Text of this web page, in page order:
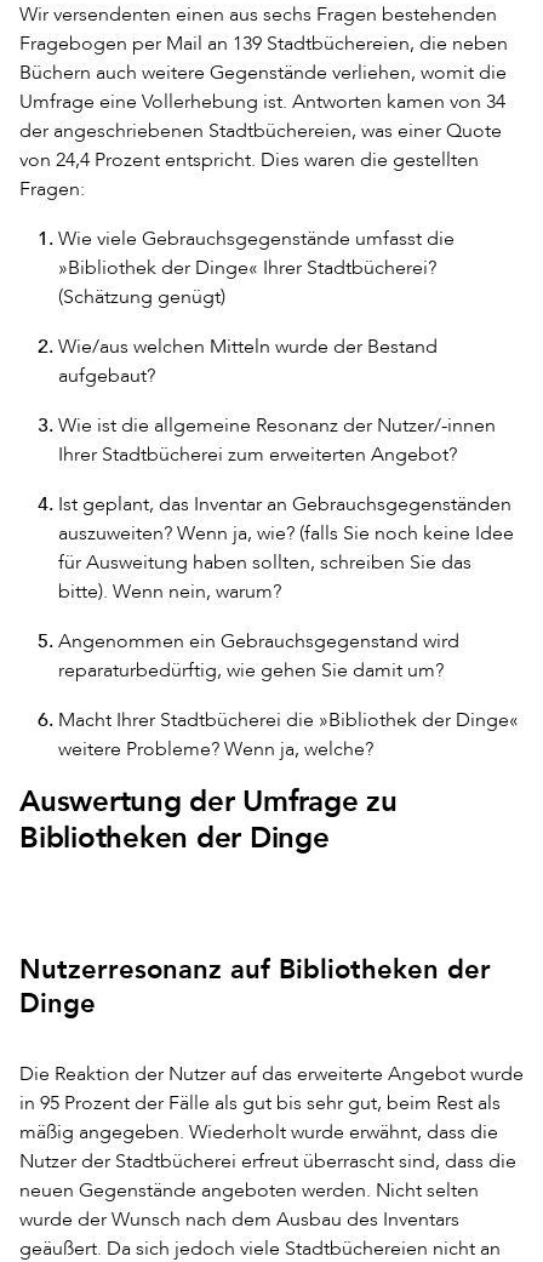
Wir versendenten einen aus sechs Fragen bestehenden
Fragebogen per Mail an 139 Stadtbüchereien, die neben
Büchern auch weitere Gegenstände verliehen, womit die
Umfrage eine Vollerhebung ist. Antworten kamen von 34
der angeschriebenen Stadtbüchereien, was einer Quote
von 24,4 Prozent entspricht. Dies waren die gestellten
Fragen:
Wie viele Gebrauchsgegenstände umfasst die
»Bibliothek der Dinge« Ihrer Stadtbücherei?
(Schätzung genügt)
Wie/aus welchen Mitteln wurde der Bestand
aufgebaut?
Wie ist die allgemeine Resonanz der Nutzer/-innen
Ihrer Stadtbücherei zum erweiterten Angebot?
Ist geplant, das Inventar an Gebrauchsgegenständen
auszuweiten? Wenn ja, wie? (falls Sie noch keine Idee
für Ausweitung haben sollten, schreiben Sie das
bitte). Wenn nein, warum?
Angenommen ein Gebrauchsgegenstand wird
reparaturbedürftig, wie gehen Sie damit um?
Macht Ihrer Stadtbücherei die »Bibliothek der Dinge«
weitere Probleme? Wenn ja, welche?
Auswertung der Umfrage zu
Bibliotheken der Dinge
Nutzerresonanz auf Bibliotheken der
Dinge
Die Reaktion der Nutzer auf das erweiterte Angebot wurde
in 95 Prozent der Fälle als gut bis sehr gut, beim Rest als
mäßig angegeben. Wiederholt wurde erwähnt, dass die
Nutzer der Stadtbücherei erfreut überrascht sind, dass die
neuen Gegenstände angeboten werden. Nicht selten
wurde der Wunsch nach dem Ausbau des Inventars
geäußert. Da sich jedoch viele Stadtbüchereien nicht an